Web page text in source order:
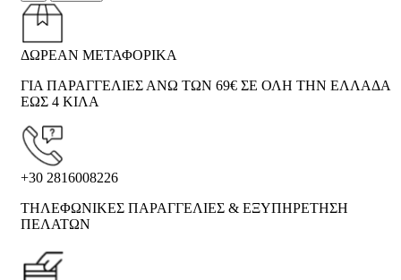
ΔΩΡΕΑΝ ΜΕΤΑΦΟΡΙΚΑ
ΓΙΑ ΠΑΡΑΓΓΕΛΙΕΣ ΑΝΩ ΤΩΝ 69€ ΣΕ ΟΛΗ ΤΗΝ ΕΛΛΑΔΑ
ΕΩΣ 4 ΚΙΛΑ
+30 2816008226
ΤΗΛΕΦΩΝΙΚΕΣ ΠΑΡΑΓΓΕΛΙΕΣ & ΕΞΥΠΗΡΕΤΗΣΗ
ΠΕΛΑΤΩΝ